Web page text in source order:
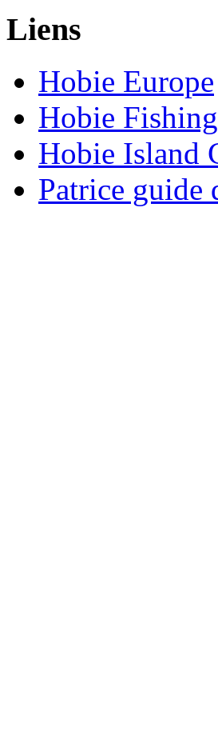
Liens
Hobie Europe
Hobie Fishing
Hobie Island
Patrice guide